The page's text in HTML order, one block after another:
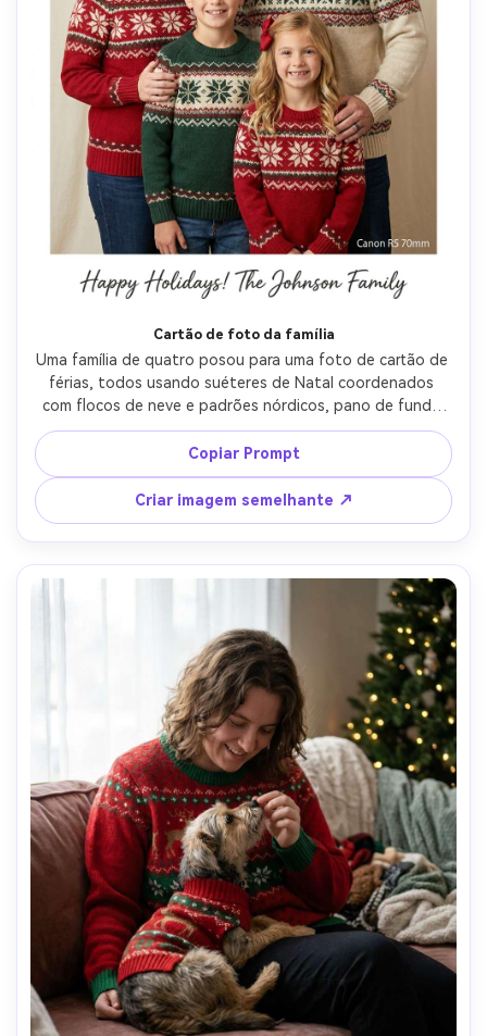
Cartão de foto da família
Uma família de quatro posou para uma foto de cartão de
férias, todos usando suéteres de Natal coordenados
com flocos de neve e padrões nórdicos, pano de fundo
neutro limpo com guirlanda sutil, até mesmo iluminação
de estúdio com sombras suaves, tirado em Canon R5
70mm, composição de retrato de grupo completo, foco
afiado, rostos fotorealistas e textura de malha,
classificação clássica de cores de férias alegres-AR 4:5
Copiar Prompt
Criar imagem semelhante ↗